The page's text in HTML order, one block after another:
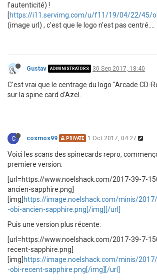
l'autenticité) !
[https://i11.servimg.com/u/f11/19/04/22/45/
(image url) , c'est que le logo n'est pas centré....
Gustav ADMINISTRATORS 30 Sep 2017, 18:40
C'est vrai que le centrage du logo "Arcade CD-
sur la spine card d'Azel.
C cosmos99 PRIVATE 1 Oct 2017, 04:27
Voici les scans des spinecards repro,
premiere version:
[url=https://www.noelshack.com/2017-39-7-
ancien-sapphire.png]
[img] https://image.noelshack.com/minis/
-obi-ancien-sapphire.png[/img][/url]
Puis une version plus récente:
[url=https://www.noelshack.com/2017-39-7-
recent-sapphire.png]
[img] https://image.noelshack.com/minis/
-obi-recent-sapphire.png[/img][/url]